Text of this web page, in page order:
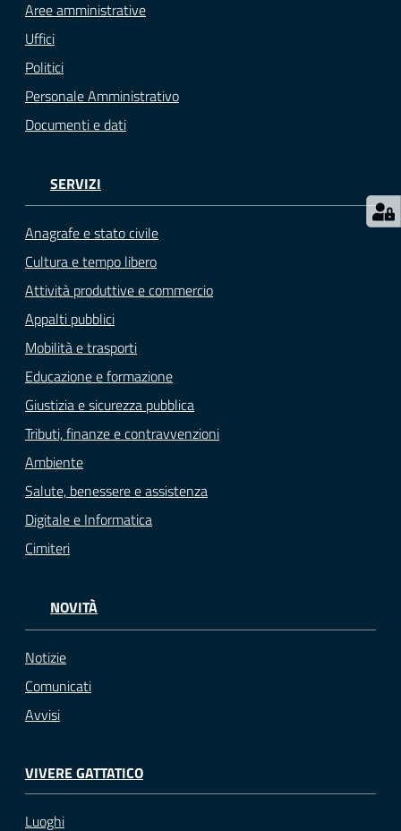
argomenti...
Seguici
su
Aree amministrative
Uffici
Politici
Personale Amministrativo
Documenti e dati
SERVIZI
Anagrafe e stato civile
Cultura e tempo libero
Attività produttive e commercio
Appalti pubblici
Mobilità e trasporti
Educazione e formazione
Giustizia e sicurezza pubblica
Tributi, finanze e contravvenzioni
Ambiente
Salute, benessere e assistenza
Digitale e Informatica
Cimiteri
NOVITÀ
Notizie
Comunicati
Avvisi
VIVERE GATTATICO
Luoghi